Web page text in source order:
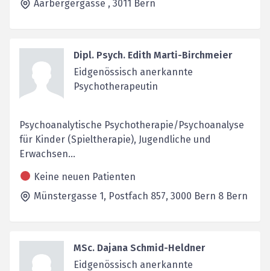
Aarbergergasse , 3011 Bern
Dipl. Psych. Edith Marti-Birchmeier
Eidgenössisch anerkannte
Psychotherapeutin
Psychoanalytische Psychotherapie/Psychoanalyse
für Kinder (Spieltherapie), Jugendliche und
Erwachsen...
Keine neuen Patienten
Münstergasse 1, Postfach 857, 3000 Bern 8 Bern
MSc. Dajana Schmid-Heldner
Eidgenössisch anerkannte